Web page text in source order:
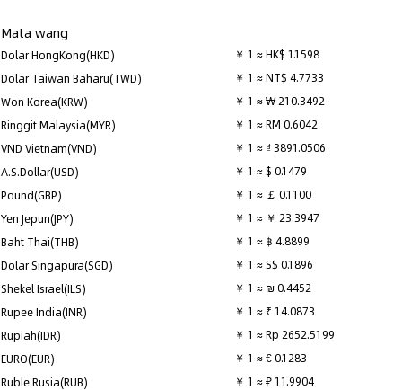
Mata wang
Dolar HongKong(HKD)
￥ 1 ≈ HK$ 1.1598
Dolar Taiwan Baharu(TWD)
￥ 1 ≈ NT$ 4.7733
Won Korea(KRW)
￥ 1 ≈ ₩ 210.3492
Ringgit Malaysia(MYR)
￥ 1 ≈ RM 0.6042
VND Vietnam(VND)
￥ 1 ≈ ₫ 3891.0506
A.S.Dollar(USD)
￥ 1 ≈ $ 0.1479
Pound(GBP)
￥ 1 ≈ ￡ 0.1100
Yen Jepun(JPY)
￥ 1 ≈ ￥ 23.3947
Baht Thai(THB)
￥ 1 ≈ ฿ 4.8899
Dolar Singapura(SGD)
￥ 1 ≈ S$ 0.1896
Shekel Israel(ILS)
￥ 1 ≈ ₪ 0.4452
Rupee India(INR)
￥ 1 ≈ ₹ 14.0873
Rupiah(IDR)
￥ 1 ≈ Rp 2652.5199
EURO(EUR)
￥ 1 ≈ € 0.1283
Ruble Rusia(RUB)
￥ 1 ≈ ₽ 11.9904